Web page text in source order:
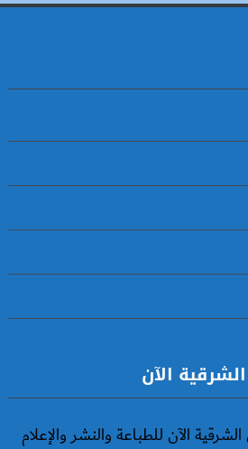
الآن
الآن للطباعة والنشر والإعلام